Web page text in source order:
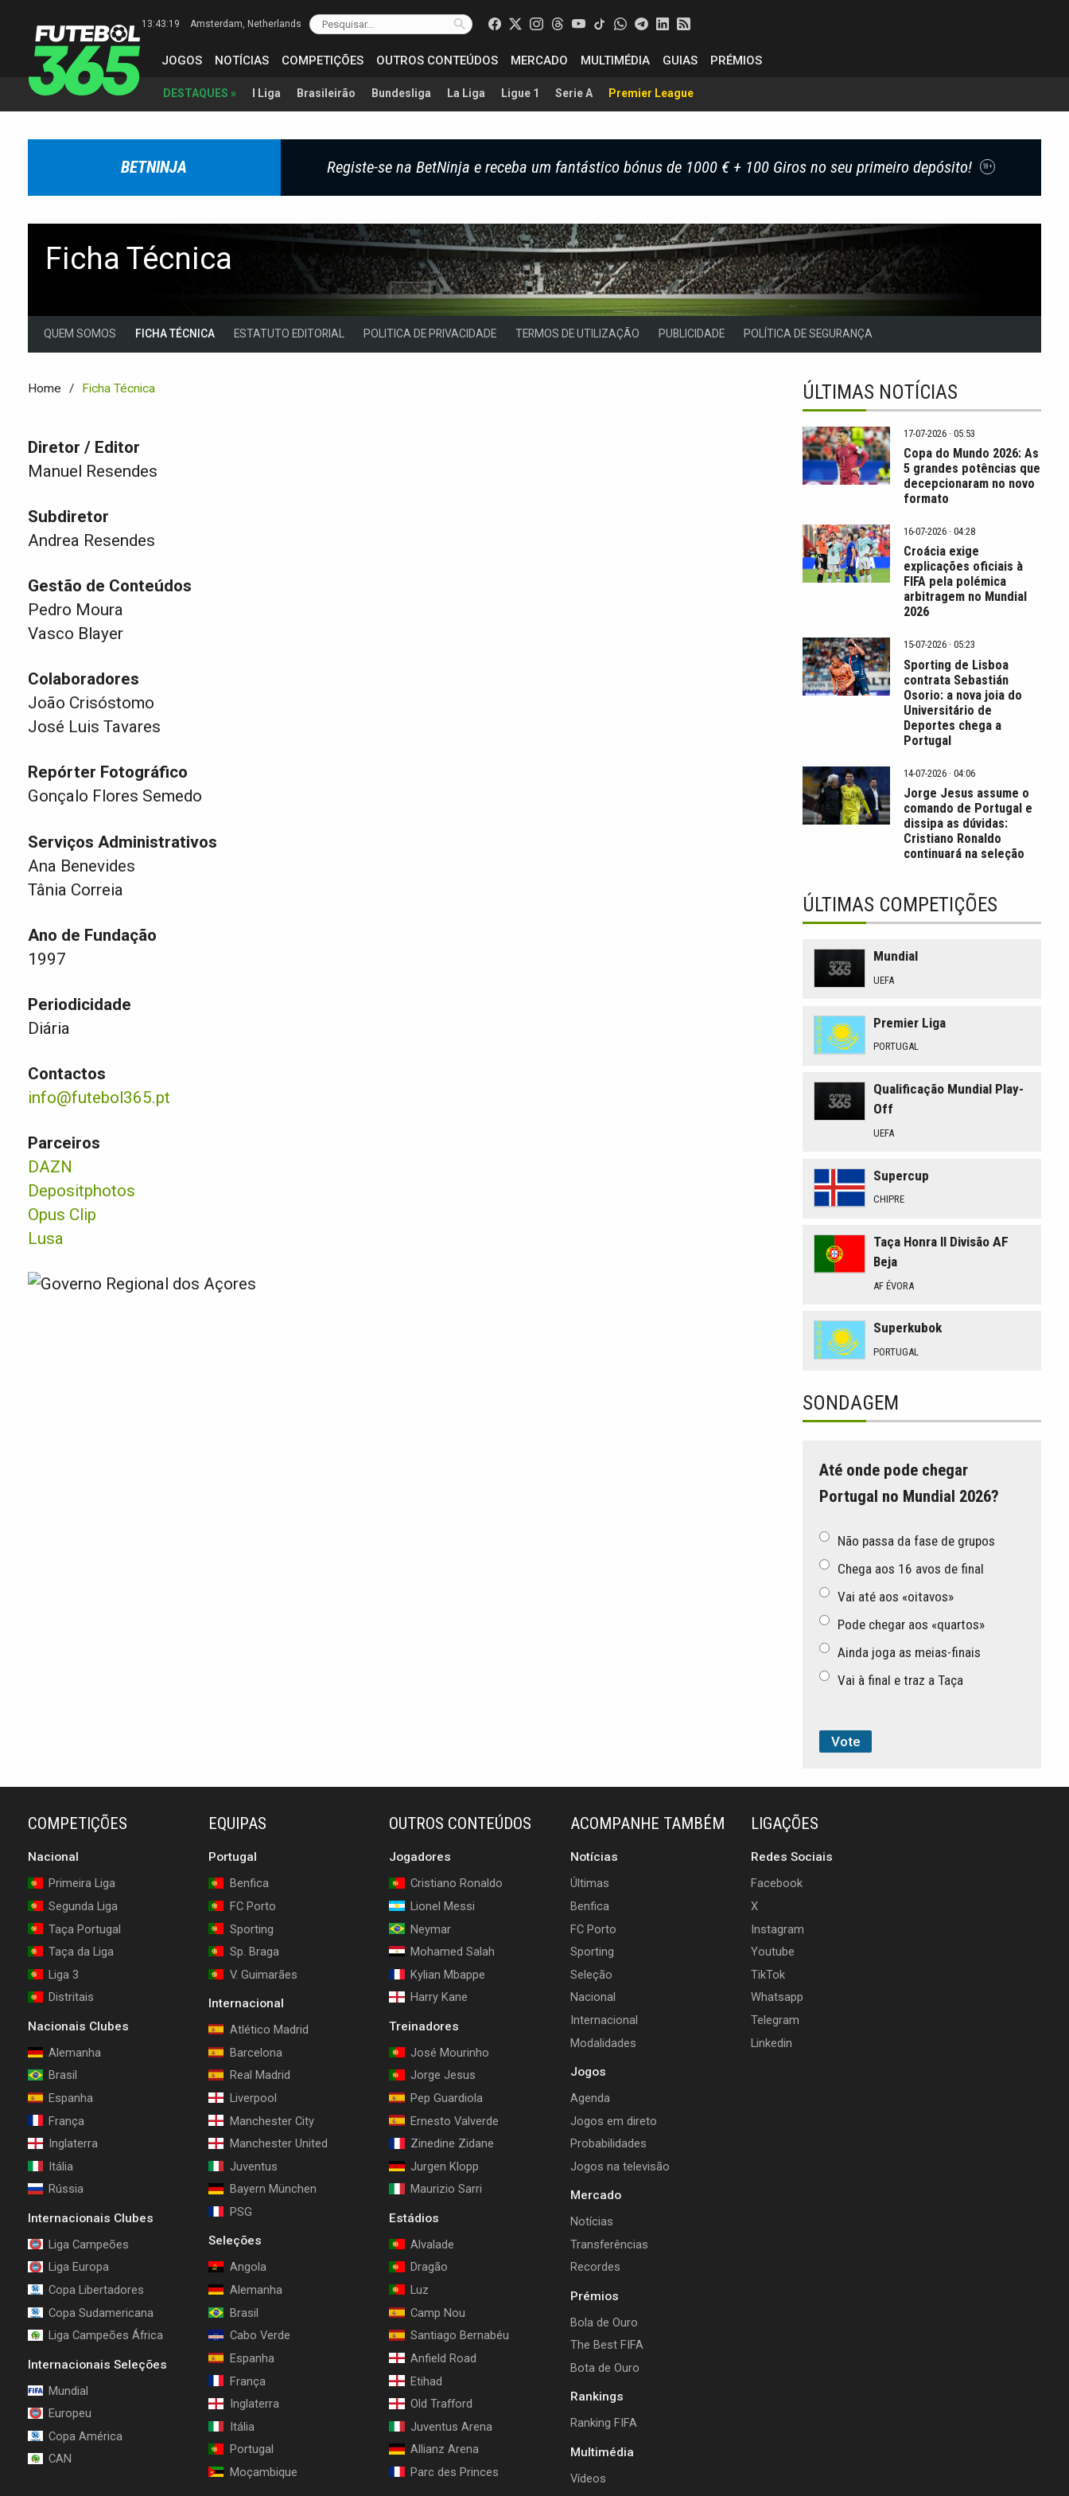
13:43:20 Amsterdam, Netherlands
JOGOS NOTÍCIAS COMPETIÇÕES OUTROS CONTEÚDOS MERCADO MULTIMÉDIA GUIAS PRÉMIOS
DESTAQUES » I Liga Brasileirão Bundesliga La Liga Ligue 1 Serie A Premier League
BETNINJA Registe-se na BetNinja e receba um fantástico bónus de 1000 € + 100 Giros no seu primeiro depósito! 18+
Ficha Técnica
QUEM SOMOS FICHA TÉCNICA ESTATUTO EDITORIAL POLITICA DE PRIVACIDADE TERMOS DE UTILIZAÇÃO PUBLICIDADE POLÍTICA DE SEGURANÇA
Home Ficha Técnica
Diretor / Editor
Manuel Resendes
Subdiretor
Andrea Resendes
Gestão de Conteúdos
Pedro Moura
Vasco Blayer
Colaboradores
João Crisóstomo
José Luis Tavares
Repórter Fotográfico
Gonçalo Flores Semedo
Serviços Administrativos
Ana Benevides
Tânia Correia
Ano de Fundação
1997
Periodicidade
Diária
Contactos
info@futebol365.pt
Parceiros
DAZN
Depositphotos
Opus Clip
Lusa
ÚLTIMAS NOTÍCIAS
17-07-2026 · 05:53
Copa do Mundo 2026: As
5 grandes potências que
decepcionaram no novo
formato
16-07-2026 · 04:28
Croácia exige
explicações oficiais à
FIFA pela polémica
arbitragem no Mundial
2026
15-07-2026 · 05:23
Sporting de Lisboa
contrata Sebastián
Osorio: a nova joia do
Universitário de
Deportes chega a
Portugal
14-07-2026 · 04:06
Jorge Jesus assume o
comando de Portugal e
dissipa as dúvidas:
Cristiano Ronaldo
continuará na seleção
ÚLTIMAS COMPETIÇÕES
Mundial
UEFA
Premier Liga
PORTUGAL
Qualificação Mundial Play-
Off
UEFA
Supercup
CHIPRE
Taça Honra II Divisão AF
Beja
AF ÉVORA
Superkubok
PORTUGAL
SONDAGEM
Até onde pode chegar
Portugal no Mundial 2026?
Não passa da fase de grupos
Chega aos 16 avos de final
Vai até aos «oitavos»
Pode chegar aos «quartos»
Ainda joga as meias-finais
Vai à final e traz a Taça
COMPETIÇÕES
Nacional
Primeira Liga
Segunda Liga
Taça Portugal
Taça da Liga
Liga 3
Distritais
Nacionais Clubes
Alemanha
Brasil
Espanha
França
Inglaterra
Itália
Rússia
Internacionais Clubes
Liga Campeões
Liga Europa
Copa Libertadores
Copa Sudamericana
Liga Campeões África
Internacionais Seleções
Mundial
Europeu
Copa América
CAN
EQUIPAS
Portugal
Benfica
FC Porto
Sporting
Sp. Braga
V. Guimarães
Internacional
Atlético Madrid
Barcelona
Real Madrid
Liverpool
Manchester City
Manchester United
Juventus
Bayern München
PSG
Seleções
Angola
Alemanha
Brasil
Cabo Verde
Espanha
França
Inglaterra
Itália
Portugal
Moçambique
OUTROS CONTEÚDOS
Jogadores
Cristiano Ronaldo
Lionel Messi
Neymar
Mohamed Salah
Kylian Mbappe
Harry Kane
Treinadores
José Mourinho
Jorge Jesus
Pep Guardiola
Ernesto Valverde
Zinedine Zidane
Jurgen Klopp
Maurizio Sarri
Estádios
Alvalade
Dragão
Luz
Camp Nou
Santiago Bernabéu
Anfield Road
Etihad
Old Trafford
Juventus Arena
Allianz Arena
Parc des Princes
ACOMPANHE TAMBÉM
Notícias
Últimas
Benfica
FC Porto
Sporting
Seleção
Nacional
Internacional
Modalidades
Jogos
Agenda
Jogos em direto
Probabilidades
Jogos na televisão
Mercado
Notícias
Transferências
Recordes
Prémios
Bola de Ouro
The Best FIFA
Bota de Ouro
Rankings
Ranking FIFA
Multimédia
Vídeos
LIGAÇÕES
Redes Sociais
Facebook
X
Instagram
Youtube
TikTok
Whatsapp
Telegram
Linkedin